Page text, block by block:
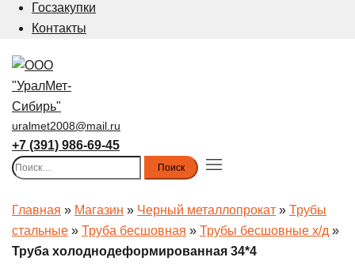
Госзакупки
Контакты
uralmet2008@mail.ru
+7 (391) 986-69-45
Найти:
Главная » Магазин » Черный металлопрокат » Трубы
стальные » Труба бесшовная » Трубы бесшовные х/д »
Труба холоднодеформированная 34*4